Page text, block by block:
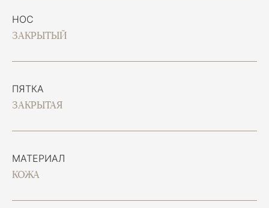
НОС
ЗАКРЫТЫЙ
ПЯТКА
ЗАКРЫТАЯ
МАТЕРИАЛ
КОЖА